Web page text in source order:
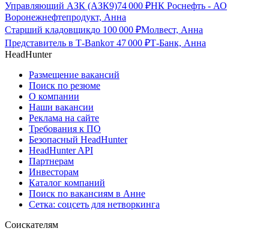
Управляющий АЗК (АЗК9)74 000 ₽НК Роснефть - АО
Воронежнефтепродукт, Анна
Старший кладовщикдо 100 000 ₽Молвест, Анна
Представитель в Т-Bankот 47 000 ₽Т-Банк, Анна
HeadHunter
Размещение вакансий
Поиск по резюме
О компании
Наши вакансии
Реклама на сайте
Требования к ПО
Безопасный HeadHunter
HeadHunter API
Партнерам
Инвесторам
Каталог компаний
Поиск по вакансиям в Анне
Сетка: соцсеть для нетворкинга
Соискателям